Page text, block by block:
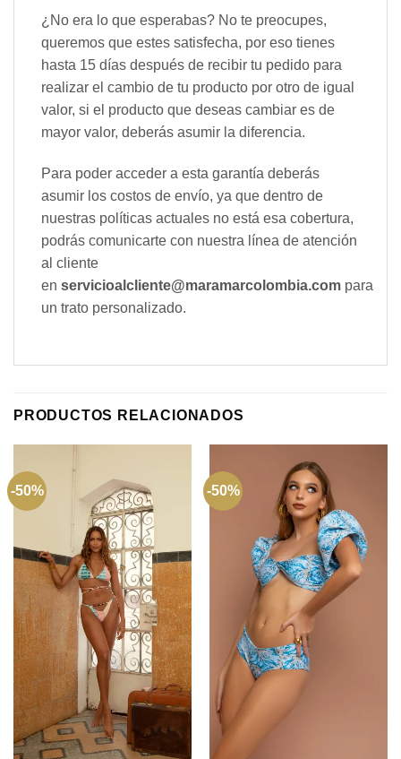
¿No era lo que esperabas? No te preocupes,
queremos que estes satisfecha, por eso tienes
hasta 15 días después de recibir tu pedido para
realizar el cambio de tu producto por otro de igual
valor, si el producto que deseas cambiar es de
mayor valor, deberás asumir la diferencia.
Para poder acceder a esta garantía deberás
asumir los costos de envío, ya que dentro de
nuestras políticas actuales no está esa cobertura,
podrás comunicarte con nuestra línea de atención
al cliente
en servicioalcliente@maramarcolombia.com para
un trato personalizado.
PRODUCTOS RELACIONADOS
-50% -50%